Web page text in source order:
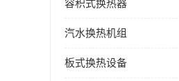
容积式换热器
汽水换热机组
板式换热设备